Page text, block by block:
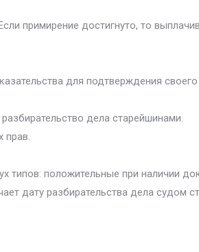
примирение достигнуто, то
для подтверждения своего
дела старейшинами.
прав.
типов: положительные при наличии
дату разбирательства дела